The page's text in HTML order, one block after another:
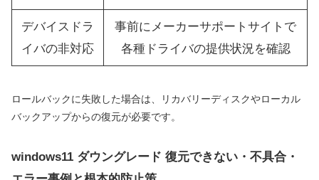
デバイスドラ
イバの非対応
事前にメーカーサポートサイトで
各種ドライバの提供状況を確認
ロールバックに失敗した場合は、リカバリーディスクやローカル
バックアップからの復元が必要です。
windows11 ダウングレード 復元できない・不具合・